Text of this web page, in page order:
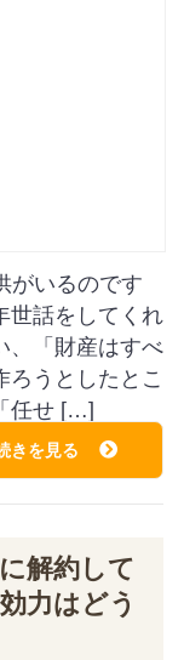
がいるのです
世話をしてくれ
、「財産はすべ
うとしたとこ
任せ […]
きを見る
解約して
力はどう